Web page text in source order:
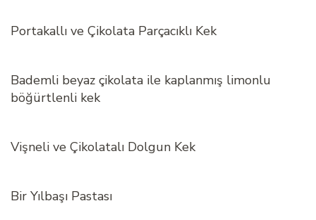
Portakallı ve Çikolata Parçacıklı Kek
Bademli beyaz çikolata ile kaplanmış limonlu
böğürtlenli kek
Vişneli ve Çikolatalı Dolgun Kek
Bir Yılbaşı Pastası